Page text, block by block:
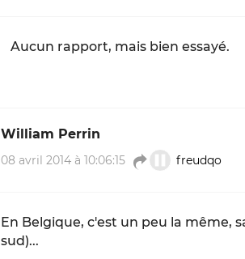
Aucun rapport, mais bien essayé.
William Perrin
08 avril 2014 à 10:06:15 freudqo
En Belgique, c'est un peu la même,
sud)...